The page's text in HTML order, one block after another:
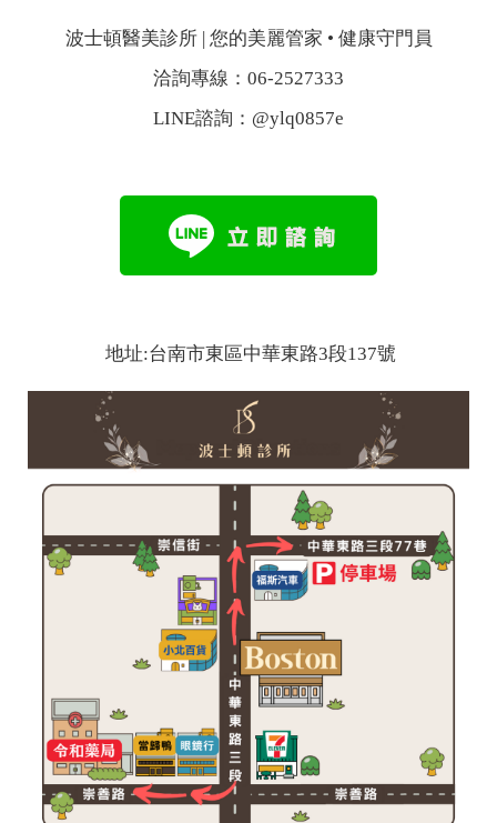
波士頓醫美診所 | 您的美麗管家 • 健康守門員
洽詢專線：06-2527333
LINE諮詢：@ylq0857e
地址:台南市東區中華東路3段137號